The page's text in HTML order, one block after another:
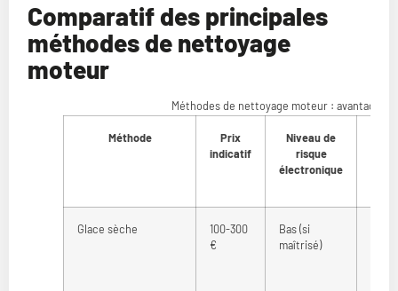
Comparatif des principales
méthodes de nettoyage
moteur
Méthodes de nettoyage moteur :
Méthode
Prix
indicatif
Niveau de
risque
électronique
Glace sèche
100-300
€
Bas (si
maîtrisé)